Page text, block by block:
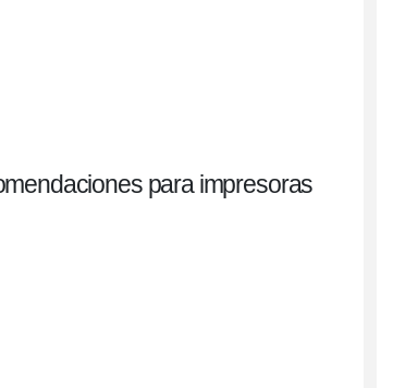
para impresoras